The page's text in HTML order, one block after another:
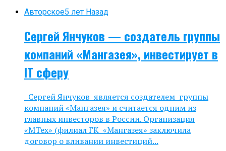
Авторское5 лет Назад
Сергей Янчуков — создатель группы
компаний «Мангазея», инвестирует в
IT сферу
Сергей Янчуков является создателем группы
компаний «Мангазея» и считается одним из
главных инвесторов в России. Организация
«МТех» (филиал ГК «Мангазея» заключила
договор о вливании инвестиций...